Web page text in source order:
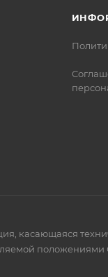
касающаяся
положениями